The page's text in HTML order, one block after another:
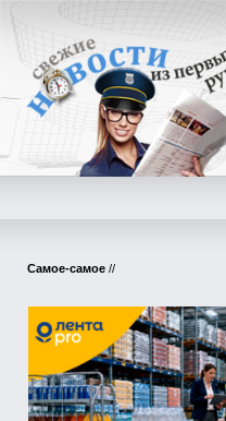
Самое-самое //